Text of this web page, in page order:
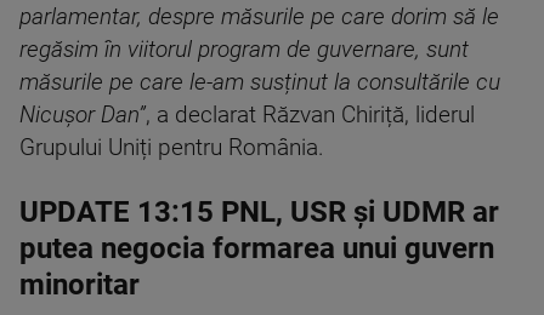
parlamentar, despre măsurile pe care dorim să le
regăsim în viitorul program de guvernare, sunt
măsurile pe care le-am susținut la consultările cu
Nicușor Dan”, a declarat Răzvan Chiriță, liderul
Grupului Uniți pentru România.
UPDATE 13:15 PNL, USR și UDMR ar
putea negocia formarea unui guvern
minoritar